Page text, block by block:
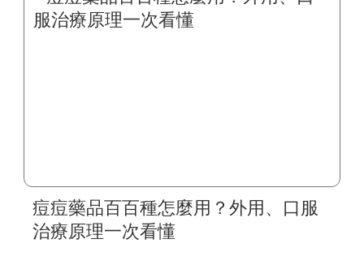
痘痘藥品百百種怎麼用？外用、口服
治療原理一次看懂